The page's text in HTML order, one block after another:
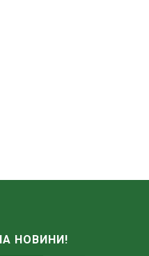
НОВИНИ!